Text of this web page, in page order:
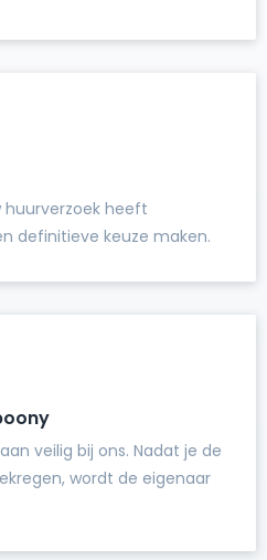
huurverzoek heeft
definitieve keuze maken.
veilig bij ons. Nadat je de
wordt de eigenaar